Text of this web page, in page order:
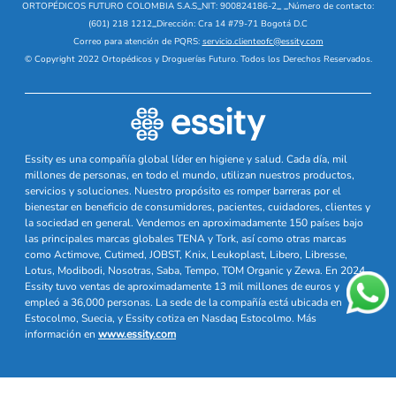
ORTOPÉDICOS FUTURO COLOMBIA S.A.S_NIT: 900824186-2_ _Número de contacto:
(601) 218 1212_Dirección: Cra 14 #79-71 Bogotá D.C
Correo para atención de PQRS: servicio.clienteofc@essity.com
© Copyright 2022 Ortopédicos y Droguerías Futuro. Todos los Derechos Reservados.
Essity es una compañía global líder en higiene y salud. Cada día, mil
millones de personas, en todo el mundo, utilizan nuestros productos,
servicios y soluciones. Nuestro propósito es romper barreras por el
bienestar en beneficio de consumidores, pacientes, cuidadores, clientes y
la sociedad en general. Vendemos en aproximadamente 150 países bajo
las principales marcas globales TENA y Tork, así como otras marcas
como Actimove, Cutimed, JOBST, Knix, Leukoplast, Libero, Libresse,
Lotus, Modibodi, Nosotras, Saba, Tempo, TOM Organic y Zewa. En 2024,
Essity tuvo ventas de aproximadamente 13 mil millones de euros y
empleó a 36,000 personas. La sede de la compañía está ubicada en
Estocolmo, Suecia, y Essity cotiza en Nasdaq Estocolmo. Más
información en www.essity.com